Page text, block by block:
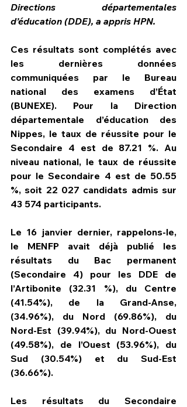
Directions départementales
d’éducation (DDE), a appris HPN.
Ces résultats sont complétés avec
les dernières données
communiquées par le Bureau
national des examens d’État
(BUNEXE). Pour la Direction
départementale d’éducation des
Nippes, le taux de réussite pour le
Secondaire 4 est de 87.21 %. Au
niveau national, le taux de réussite
pour le Secondaire 4 est de 50.55
%, soit 22 027 candidats admis sur
43 574 participants.
Le 16 janvier dernier, rappelons-le,
le MENFP avait déjà publié les
résultats du Bac permanent
(Secondaire 4) pour les DDE de
l’Artibonite (32.31 %), du Centre
(41.54%), de la Grand-Anse,
(34.96%), du Nord (69.86%), du
Nord-Est (39.94%), du Nord-Ouest
(49.58%), de l’Ouest (53.96%), du
Sud (30.54%) et du Sud-Est
(36.66%).
Les résultats du Secondaire